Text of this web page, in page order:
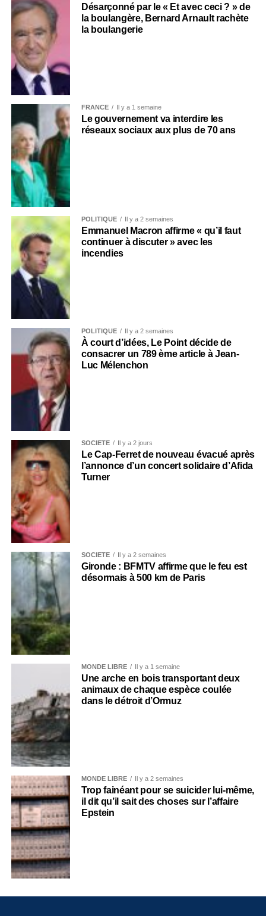
Désarçonné par le « Et avec ceci ? » de
la boulangère, Bernard Arnault rachète
la boulangerie
FRANCE Il y a 1 semaine
Le gouvernement va interdire les
réseaux sociaux aux plus de 70 ans
POLITIQUE Il y a 2 semaines
Emmanuel Macron affirme « qu’il faut
continuer à discuter » avec les
incendies
POLITIQUE Il y a 2 semaines
À court d’idées, Le Point décide de
consacrer un 789 ème article à Jean-
Luc Mélenchon
SOCIÉTÉ Il y a 2 jours
Le Cap-Ferret de nouveau évacué après
l’annonce d’un concert solidaire d’Afida
Turner
SOCIÉTÉ Il y a 2 semaines
Gironde : BFMTV affirme que le feu est
désormais à 500 km de Paris
MONDE LIBRE Il y a 1 semaine
Une arche en bois transportant deux
animaux de chaque espèce coulée
dans le détroit d’Ormuz
MONDE LIBRE Il y a 2 semaines
Trop fainéant pour se suicider lui-même,
il dit qu’il sait des choses sur l’affaire
Epstein